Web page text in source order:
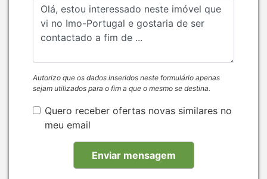
Autorizo que os dados inseridos neste formulário apenas
sejam utilizados para o fim a que o mesmo se destina.
Quero receber ofertas novas similares no
meu email